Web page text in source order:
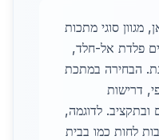
מגוון סוגי מתכות
פלדת אל-חלד,
הבחירה במתכת
דרישות
ובתקציב. לדוגמה,
לחות כמו בבית